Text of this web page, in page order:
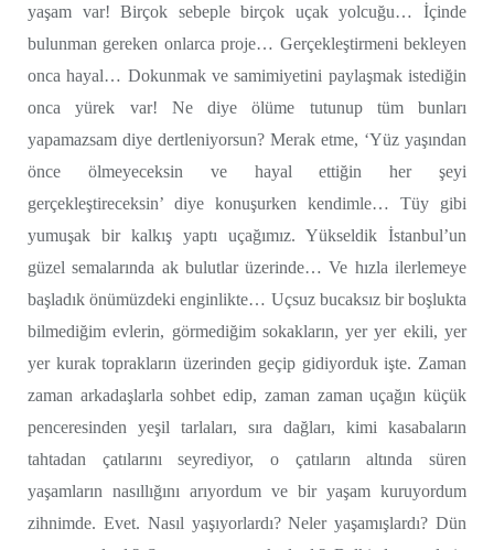
yaşam var! Birçok sebeple birçok uçak yolcuğu… İçinde
bulunman gereken onlarca proje… Gerçekleştirmeni bekleyen
onca hayal… Dokunmak ve samimiyetini paylaşmak istediğin
onca yürek var! Ne diye ölüme tutunup tüm bunları
yapamazsam diye dertleniyorsun? Merak etme, ‘Yüz yaşından
önce ölmeyeceksin ve hayal ettiğin her şeyi
gerçekleştireceksin’ diye konuşurken kendimle… Tüy gibi
yumuşak bir kalkış yaptı uçağımız. Yükseldik İstanbul’un
güzel semalarında ak bulutlar üzerinde… Ve hızla ilerlemeye
başladık önümüzdeki enginlikte… Uçsuz bucaksız bir boşlukta
bilmediğim evlerin, görmediğim sokakların, yer yer ekili, yer
yer kurak toprakların üzerinden geçip gidiyorduk işte. Zaman
zaman arkadaşlarla sohbet edip, zaman zaman uçağın küçük
penceresinden yeşil tarlaları, sıra dağları, kimi kasabaların
tahtadan çatılarını seyrediyor, o çatıların altında süren
yaşamların nasıllığını arıyordum ve bir yaşam kuruyordum
zihnimde. Evet. Nasıl yaşıyorlardı? Neler yaşamışlardı? Dün